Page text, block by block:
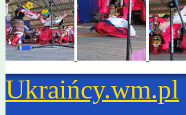
Ukraińcy.wm.pl